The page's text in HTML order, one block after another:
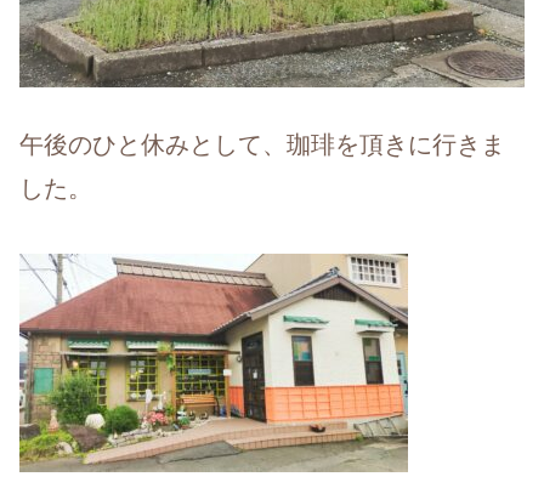
午後のひと休みとして、珈琲を頂きに行きま
した。